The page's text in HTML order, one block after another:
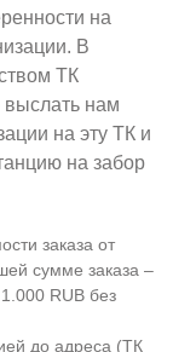
на
В
ТК
выслать нам
на эту ТК и
на забор
заказа от
сумме заказа –
RUB без
до адреса (ТК